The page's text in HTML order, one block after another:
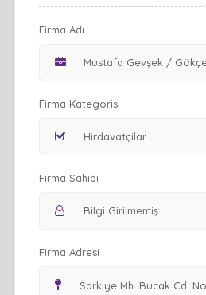
Firma Adı
Firma Kategorisi
Firma Sahibi
Firma Adresi